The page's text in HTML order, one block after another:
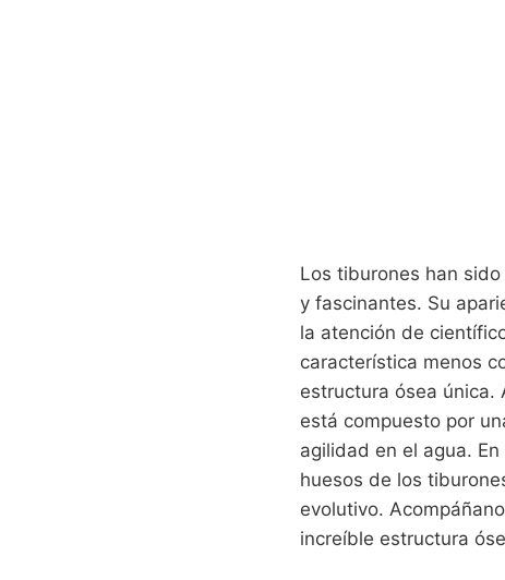
Los tiburones han
y fascinantes. Su
la atención de
característica menos
estructura ósea única.
está compuesto por
agilidad en el agua.
huesos de los
evolutivo.
increíble estructura